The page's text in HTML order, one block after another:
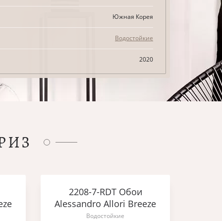
Южная Корея
Водостойкие
2020
2208-7-RDT Обои
Alessandro Allori Breeze
Водостойкие